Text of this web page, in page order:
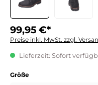
99,95 €*
Preise inkl. MwSt. zzgl.
Lieferzeit: Sofort
Größeauswählen